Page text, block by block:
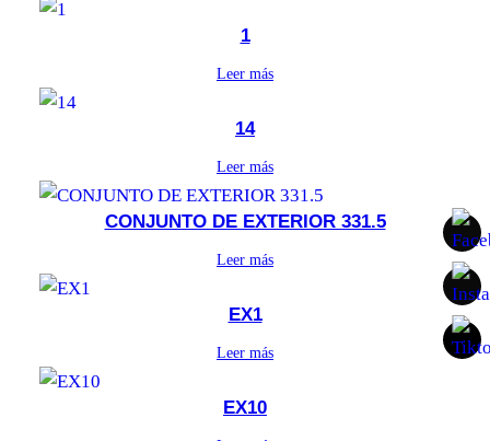
1
Leer más
14
Leer más
CONJUNTO DE EXTERIOR 331.5
Leer más
EX1
Leer más
EX10